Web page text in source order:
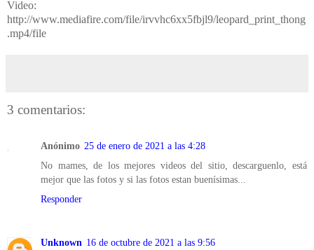
Video:
http://www.mediafire.com/file/irvvhc6xx5fbjl9/leopard_print_thong
.mp4/file
3 comentarios:
Anónimo 25 de enero de 2021 a las 4:28
No mames, de los mejores videos del sitio, descarguenlo, está
mejor que las fotos y si las fotos estan buenísimas...
Responder
Unknown 16 de octubre de 2021 a las 9:56